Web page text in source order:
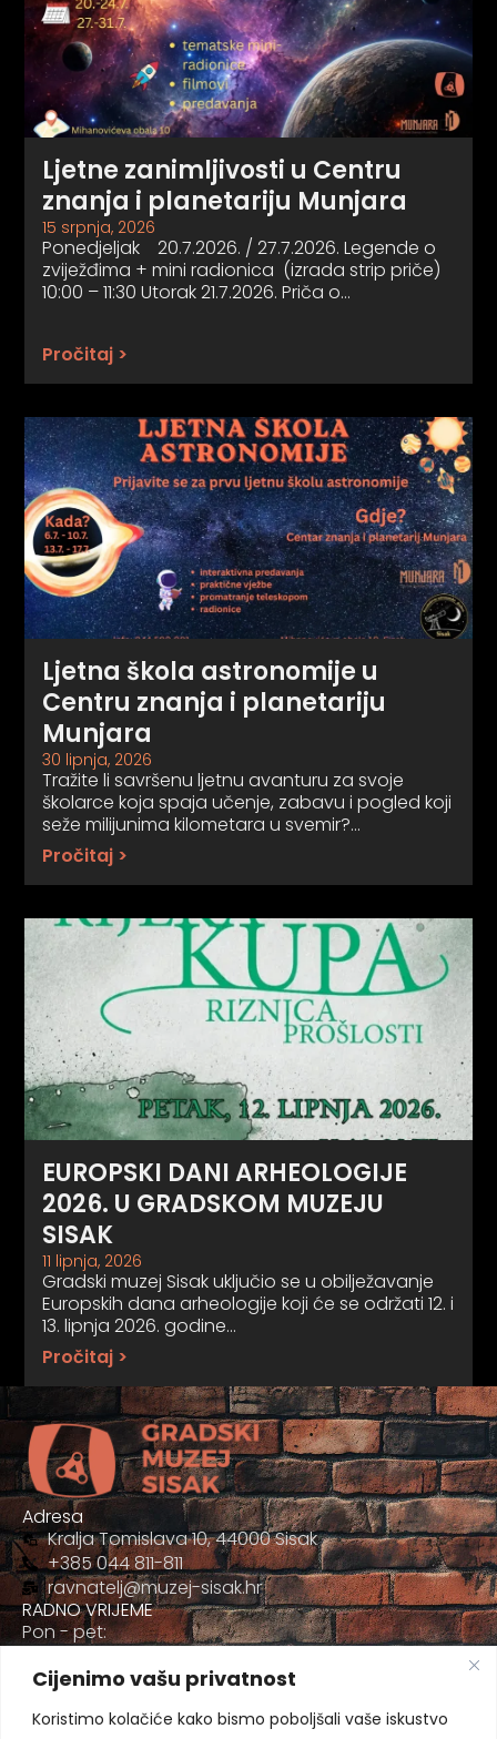
Cijenimo vašu privatnost
Koristimo kolačiće kako bismo poboljšali vaše iskustvo
Ljetne zanimljivosti u Centru
znanja i planetariju Munjara
15 srpnja, 2026
Ponedjeljak 20.7.2026. / 27.7.2026. Legende o
zviježđima + mini radionica (izrada strip priče)
10:00 – 11:30 Utorak 21.7.2026. Priča o…
Pročitaj >
Ljetna škola astronomije u
Centru znanja i planetariju
Munjara
30 lipnja, 2026
Tražite li savršenu ljetnu avanturu za svoje
školarce koja spaja učenje, zabavu i pogled koji
seže milijunima kilometara u svemir?…
Pročitaj >
EUROPSKI DANI ARHEOLOGIJE
2026. U GRADSKOM MUZEJU
SISAK
11 lipnja, 2026
Gradski muzej Sisak uključio se u obilježavanje
Europskih dana arheologije koji će se održati 12. i
13. lipnja 2026. godine…
Pročitaj >
Adresa
Kralja Tomislava 10, 44000 Sisak
+385 044 811-811
ravnatelj@muzej-sisak.hr
RADNO VRIJEME
Pon - pet:
Sub